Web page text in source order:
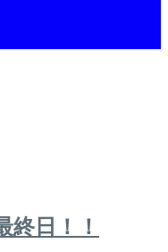
終日！！